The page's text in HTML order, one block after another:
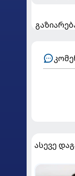
ასევე